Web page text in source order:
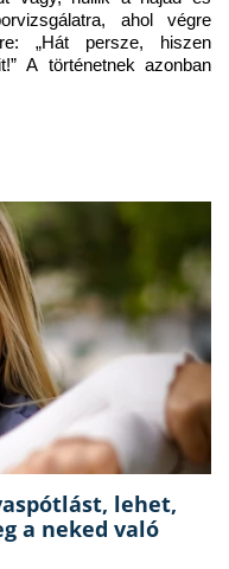
ahol végre
„Hát persze, hiszen
A történetnek azonban
lehet,
a neked való